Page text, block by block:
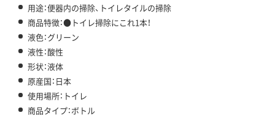
用途：便器内の掃除、トイレタイルの掃除
商品特徴：●トイレ掃除にこれ1本！
液色：グリーン
液性：酸性
形状：液体
原産国：日本
使用場所：トイレ
商品タイプ：ボトル